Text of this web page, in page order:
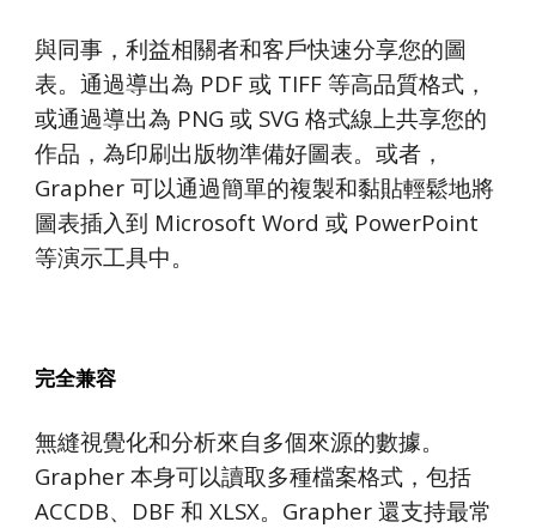
與同事，利益相關者和客戶快速分享您的圖
表。通過導出為 PDF 或 TIFF 等高品質格式，
或通過導出為 PNG 或 SVG 格式線上共享您的
作品，為印刷出版物準備好圖表。或者，
Grapher 可以通過簡單的複製和黏貼輕鬆地將
圖表插入到 Microsoft Word 或 PowerPoint
等演示工具中。
完全兼容
無縫視覺化和分析來自多個來源的數據。
Grapher 本身可以讀取多種檔案格式，包括
ACCDB、DBF 和 XLSX。Grapher 還支持最常